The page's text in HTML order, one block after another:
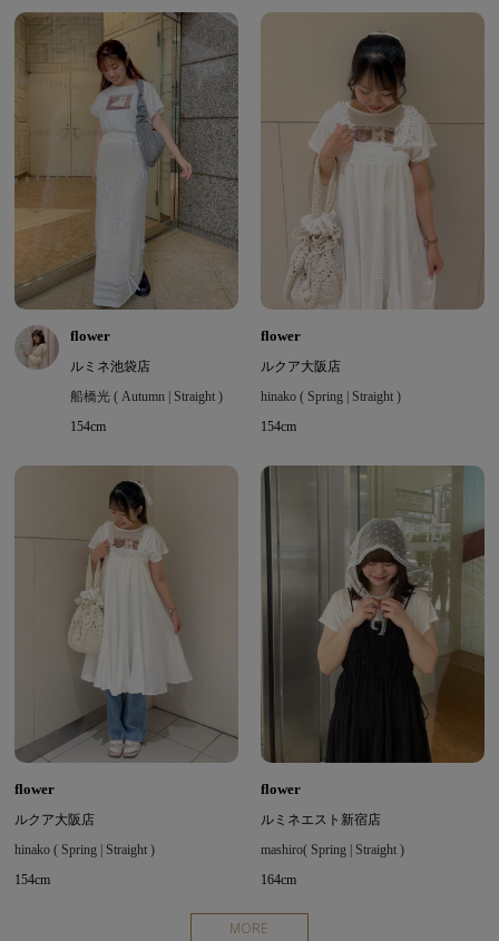
flower
ルミネ池袋店
船橋光 ( Autumn | Straight )
154cm
flower
ルクア大阪店
hinako ( Spring | Straight )
154cm
flower
ルクア大阪店
hinako ( Spring | Straight )
154cm
flower
ルミネエスト新宿店
mashiro( Spring | Straight )
164cm
MORE